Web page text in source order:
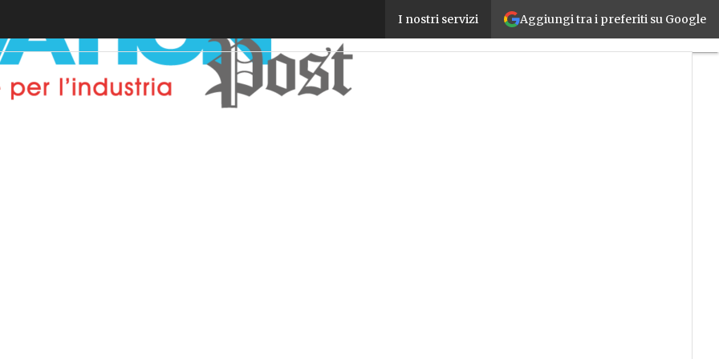
Aggiungi tra i preferiti su Google
I nostri servizi
PNRR e digitale: l’Italia ha speso bene i fondi,